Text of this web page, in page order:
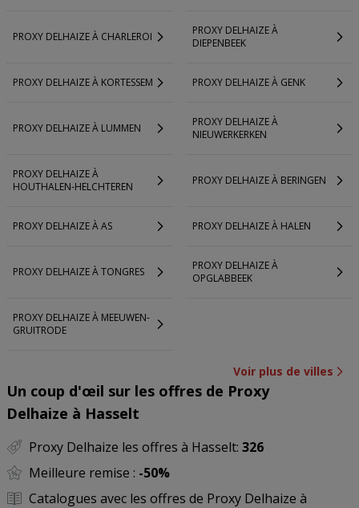
PROXY DELHAIZE À CHARLEROI
PROXY DELHAIZE À
DIEPENBEEK
PROXY DELHAIZE À KORTESSEM PROXY DELHAIZE À GENK
PROXY DELHAIZE À LUMMEN
PROXY DELHAIZE À
NIEUWERKERKEN
PROXY DELHAIZE À
HOUTHALEN-HELCHTEREN
PROXY DELHAIZE À BERINGEN
PROXY DELHAIZE À AS PROXY DELHAIZE À HALEN
PROXY DELHAIZE À TONGRES
PROXY DELHAIZE À
OPGLABBEEK
PROXY DELHAIZE À MEEUWEN-
GRUITRODE
Voir plus de villes
Un coup d'œil sur les offres de Proxy
Delhaize à Hasselt
Proxy Delhaize les offres à Hasselt: 326
Meilleure remise : -50%
Catalogues avec les offres de Proxy Delhaize à